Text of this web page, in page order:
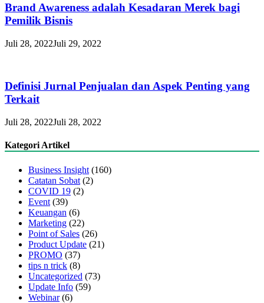
Brand Awareness adalah Kesadaran Merek bagi
Pemilik Bisnis
Juli 28, 2022Juli 29, 2022
Definisi Jurnal Penjualan dan Aspek Penting yang
Terkait
Juli 28, 2022Juli 28, 2022
Kategori Artikel
Business Insight (160)
Catatan Sobat (2)
COVID 19 (2)
Event (39)
Keuangan (6)
Marketing (22)
Point of Sales (26)
Product Update (21)
PROMO (37)
tips n trick (8)
Uncategorized (73)
Update Info (59)
Webinar(6)